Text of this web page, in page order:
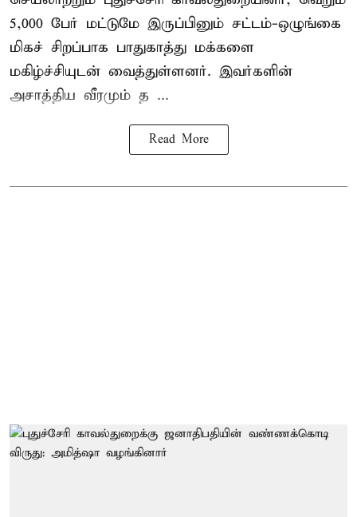
5,000 பேர் மட்டுமே இருப்பினும் சட்டம்-ஒழுங்கை
மிகச் சிறப்பாக பாதுகாத்து மக்களை
மகிழ்ச்சியுடன் வைத்துள்ளனர். இவர்களின்
அசாத்திய வீரமும் த ...
Read More